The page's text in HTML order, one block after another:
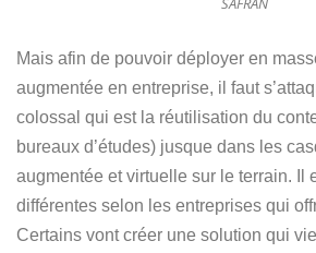
Mais afin de pouvoir déployer en
augmentée en entreprise, il faut
colossal qui est la réutilisation du
bureaux d’études) jusque dans les
augmentée et virtuelle sur le terrain. Il
différentes selon les entreprises qui
Certains vont créer une solution qui